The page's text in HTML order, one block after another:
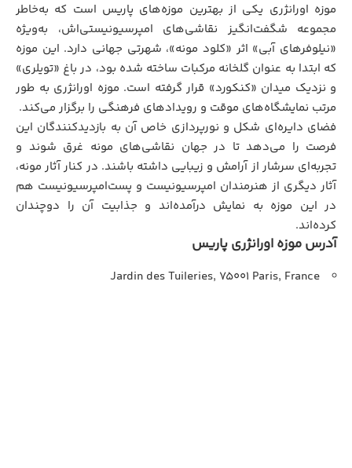
موزه اورانژری یکی از بهترین موزه‌های پاریس است که به‌خاطر
مجموعه شگفت‌انگیز نقاشی‌های امپرسیونیستی‌اش، به‌ویژه
«نیلوفرهای آبی» اثر «کلود مونه»، شهرتی جهانی دارد. این موزه
که ابتدا به عنوان گلخانه مرکبات ساخته شده بود، در باغ «تویلری»
و نزدیک میدان «کنکورد» قرار گرفته است. موزه اورانژری به طور
مرتب نمایشگاه‌های موقت و رویدادهای فرهنگی را برگزار می‌کند.
فضای دایره‌ای شکل و نورپردازی خاص آن به بازدیدکنندگان این
فرصت را می‌دهد تا در جهان نقاشی‌های مونه غرق شوند و
تجربه‌ای سرشار از آرامش و زیبایی داشته باشند. در کنار آثار مونه،
آثار دیگری از هنرمندان امپرسیونیست و پست‌امپرسیونیست هم
در این موزه به نمایش درآمده‌اند و جذابیت آن را دوچندان
کرده‌اند.
آدرس موزه اورانژری پاریس
Jardin des Tuileries, 75001 Paris, France